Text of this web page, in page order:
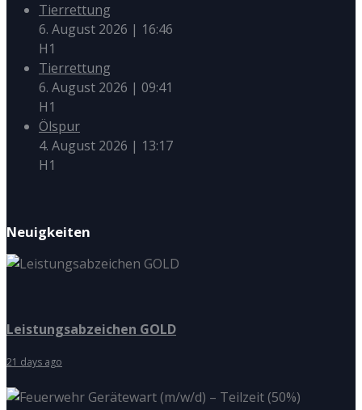
Tierrettung
6. August 2026 | 16:46
H1
Tierrettung
6. August 2026 | 09:41
H1
Ölspur
4. August 2026 | 13:17
H1
Neuigkeiten
Leistungsabzeichen GOLD
21 days ago